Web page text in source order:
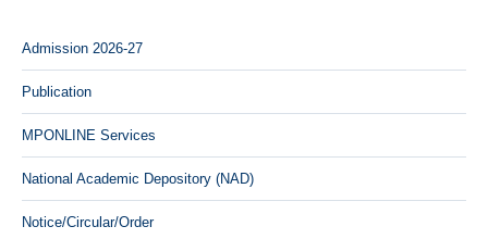
Admission 2026-27
Publication
MPONLINE Services
National Academic Depository (NAD)
Notice/Circular/Order